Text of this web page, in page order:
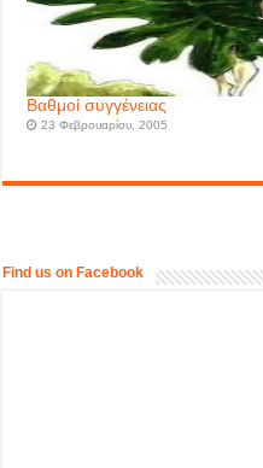
Βαθμοί συγγένειας
23 Φεβρουαρίου, 2005
Find us on Facebook